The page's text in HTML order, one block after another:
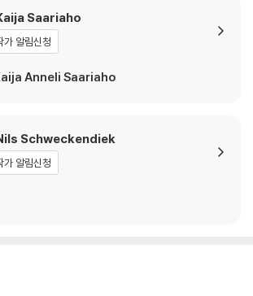
Saariaho
가 알림신청
Anneli Saariaho
Schweckendiek
가 알림신청